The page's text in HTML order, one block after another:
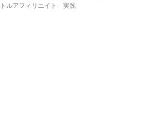
ルアフィリエイト 実践